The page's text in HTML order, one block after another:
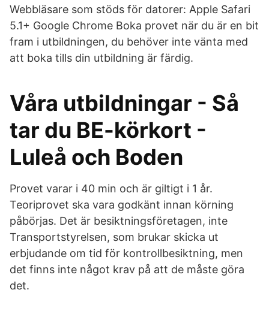
Webbläsare som stöds för datorer: Apple Safari
5.1+ Google Chrome Boka provet när du är en bit
fram i utbildningen, du behöver inte vänta med
att boka tills din utbildning är färdig.
Våra utbildningar - Så
tar du BE-körkort -
Luleå och Boden
Provet varar i 40 min och är giltigt i 1 år.
Teoriprovet ska vara godkänt innan körning
påbörjas. Det är besiktningsföretagen, inte
Transportstyrelsen, som brukar skicka ut
erbjudande om tid för kontrollbesiktning, men
det finns inte något krav på att de måste göra
det.